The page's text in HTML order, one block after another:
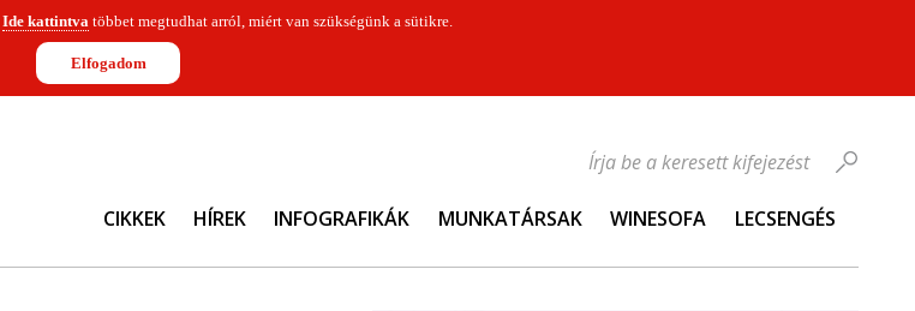
Ide kattintvatöbbet megtudhat arról, miért van szükségünk a sütikre.
Elfogadom
CIKKEK HÍREK INFOGRAFIKÁK MUNKATÁRSAK WINESOFA LECSENGÉS
Írja be a keresett kifejezést